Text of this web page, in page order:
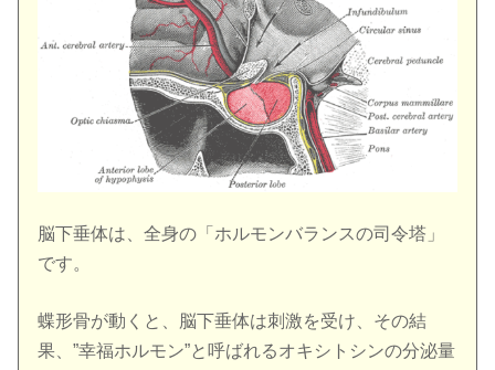
脳下垂体は、全身の「ホルモンバランスの司令塔」
です。
蝶形骨が動くと、脳下垂体は刺激を受け、その結
果、”幸福ホルモン”と呼ばれるオキシトシンの分泌量